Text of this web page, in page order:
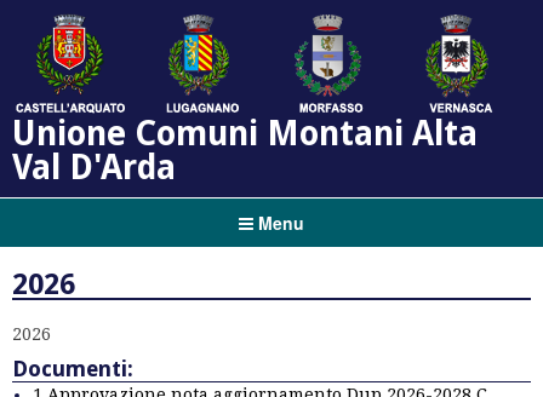
Unione Comuni Montani Alta
Val D'Arda
Menu
2026
2026
Documenti: